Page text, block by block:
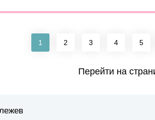
1 2 3 4 5
Перейти на